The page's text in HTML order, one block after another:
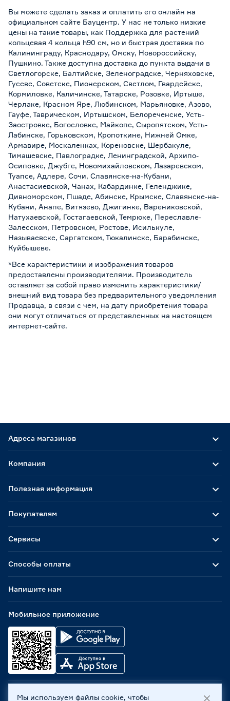
Вы можете сделать заказ и оплатить его онлайн на
официальном сайте Бауцентр. У нас не только низкие
цены на такие товары, как Поддержка для растений
кольцевая 4 кольца h90 см, но и быстрая доставка по
Калининграду, Краснодару, Омску, Новороссийску,
Пушкино. Также доступна доставка до пункта выдачи в
Светлогорске, Балтийске, Зеленоградске, Черняховске,
Гусеве, Советске, Пионерском, Светлом, Гвардейске,
Кормиловке, Каличинске, Татарске, Розовке, Иртыше,
Черлаке, Красном Яре, Любинском, Марьяновке, Азово,
Гауфе, Таврическом, Иртышском, Белореченске, Усть-
Заостровке, Богословке, Майкопе, Сыропятском, Усть-
Лабинске, Горьковском, Кропоткине, Нижней Омке,
Армавире, Москаленках, Кореновске, Шербакуле,
Тимашевске, Павлоградке, Ленинградской, Архипо-
Осиповке, Джубге, Новомихайловском, Лазаревском,
Туапсе, Адлере, Сочи, Славянске-на-Кубани,
Анастасиевской, Чанах, Кабардинке, Геленджике,
Дивноморском, Пшаде, Абинске, Крымске, Славянске-на-
Кубани, Анапе, Витязево, Джигинке, Варениковской,
Натухаевской, Гостагаевской, Темрюке, Переславле-
Залесском, Петровском, Ростове, Исилькуле,
Называевске, Саргатском, Тюкалинске, Барабинске,
Куйбышеве.
*Все характеристики и изображения товаров
предоставлены производителями. Производитель
оставляет за собой право изменить характеристики/
внешний вид товара без предварительного уведомления
Продавца, в связи с чем, на дату приобретения товара
они могут отличаться от представленных на настоящем
интернет-сайте.
Адреса магазинов
Способы оплаты
Мобильное приложение
Компания
Полезная информация
Покупателям
Сервисы
Напишите нам
ООО «Бауцентр Рус» 2004 -2026, 236029, г. Калининград,
Мы используем файлы cookie, чтобы